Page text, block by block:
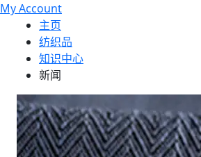
My Account
主页
纺织品
知识中心
新闻